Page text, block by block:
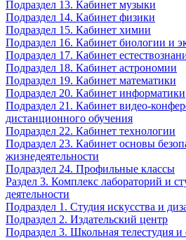
Подраздел 13. Кабинет музыки
Подраздел 14. Кабинет физики
Подраздел 15. Кабинет химии
Подраздел 16. Кабинет биологии и
Подраздел 17. Кабинет
Подраздел 18. Кабинет астрономии
Подраздел 19. Кабинет математики
Подраздел 20. Кабинет информатики
Подраздел 21. Кабинет видео-
дистанционного обучения
Подраздел 22. Кабинет технологии
Подраздел 23. Кабинет основы
жизнедеятельности
Подраздел 24. Профильные классы
Раздел 3. Комплекс лабораторий и
деятельности
Подраздел 1. Студия искусства и
Подраздел 2. Издательский центр
Подраздел 3. Школьная телестудия и